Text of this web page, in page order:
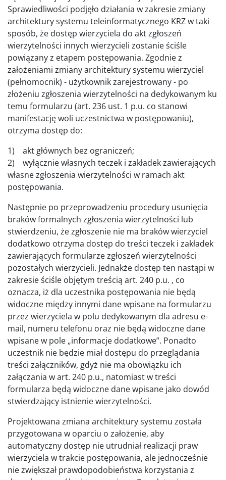
Sprawiedliwości podjęło działania w zakresie zmiany
architektury systemu teleinformatycznego KRZ w taki
sposób, że dostęp wierzyciela do akt zgłoszeń
wierzytelności innych wierzycieli zostanie ściśle
powiązany z etapem postępowania. Zgodnie z
założeniami zmiany architektury systemu wierzyciel
(pełnomocnik) - użytkownik zarejestrowany - po
złożeniu zgłoszenia wierzytelności na dedykowanym ku
temu formularzu (art. 236 ust. 1 p.u. co stanowi
manifestację woli uczestnictwa w postępowaniu),
otrzyma dostęp do:
1) akt głównych bez ograniczeń;
2) wyłącznie własnych teczek i zakładek zawierających
własne zgłoszenia wierzytelności w ramach akt
postępowania.
Następnie po przeprowadzeniu procedury usunięcia
braków formalnych zgłoszenia wierzytelności lub
stwierdzeniu, że zgłoszenie nie ma braków wierzyciel
dodatkowo otrzyma dostęp do treści teczek i zakładek
zawierających formularze zgłoszeń wierzytelności
pozostałych wierzycieli. Jednakże dostęp ten nastąpi w
zakresie ściśle objętym treścią art. 240 p.u. , co
oznacza, iż dla uczestnika postępowania nie będą
widoczne między innymi dane wpisane na formularzu
przez wierzyciela w polu dedykowanym dla adresu e-
mail, numeru telefonu oraz nie będą widoczne dane
wpisane w pole „informacje dodatkowe”. Ponadto
uczestnik nie będzie miał dostępu do przeglądania
treści załączników, gdyż nie ma obowiązku ich
załączania w art. 240 p.u., natomiast w treści
formularza będą widoczne dane wpisane jako dowód
stwierdzający istnienie wierzytelności.
Projektowana zmiana architektury systemu została
przygotowana w oparciu o założenie, aby
automatyczny dostęp nie utrudniał realizacji praw
wierzyciela w trakcie postępowania, ale jednocześnie
nie zwiększał prawdopodobieństwa korzystania z